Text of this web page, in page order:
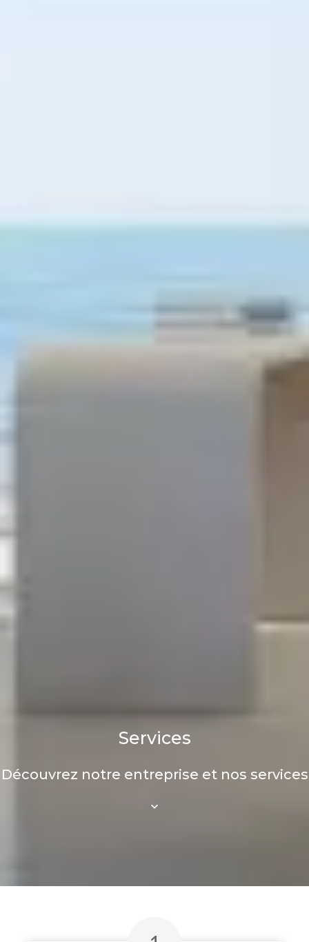
Services
Découvrez notre entreprise et nos services